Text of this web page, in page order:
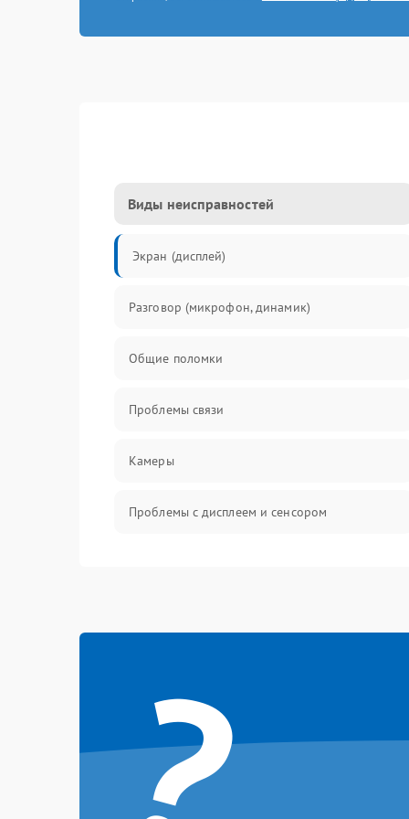
Виды неисправностей
Экран (дисплей)
Разговор (микрофон, динамик)
Общие поломки
Проблемы связи
Камеры
Проблемы с дисплеем и сенсором
аккумулятором